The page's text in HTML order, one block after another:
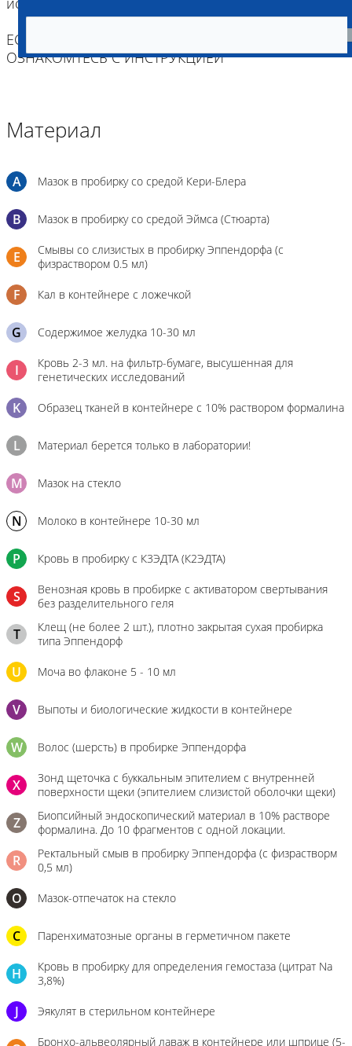
ЕСЛИ ВЫ ДОСТАВЛЯЕТЕ ТОЛЬКО МАТЕРИАЛ,
ОЗНАКОМТЕСЬ С ИНСТРУКЦИЕЙ
Материал
A Мазок в пробирку со средой Кери-Блера
B Мазок в пробирку со средой Эймса (Стюарта)
E
Смывы со слизистых в пробирку Эппендорфа (с
физраствором 0.5 мл)
F Кал в контейнере с ложечкой
G Содержимое желудка 10-30 мл
I
Кровь 2-3 мл. на фильтр-бумаге, высушенная для
генетических исследований
K Образец тканей в контейнере с 10% раствором формалина
L Материал берется только в лаборатории!
M Мазок на стекло
N Молоко в контейнере 10-30 мл
P Кровь в пробирку с К3ЭДТА (К2ЭДТА)
S
Венозная кровь в пробирке с активатором свертывания
без разделительного геля
T
Клещ (не более 2 шт.), плотно закрытая сухая пробирка
типа Эппендорф
U Моча во флаконе 5 - 10 мл
V Выпоты и биологические жидкости в контейнере
W Волос (шерсть) в пробирке Эппендорфа
X
Зонд щеточка с буккальным эпителием с внутренней
поверхности щеки (эпителием слизистой оболочки щеки)
Z
Биопсийный эндоскопический материал в 10% растворе
формалина. До 10 фрагментов с одной локации.
R
Ректальный смыв в пробирку Эппендорфа (с физрастворм
0,5 мл)
О Мазок-отпечаток на стекло
C Паренхиматозные органы в герметичном пакете
H
Кровь в пробирку для определения гемостаза (цитрат Na
3,8%)
J Эякулят в стерильном контейнере
Бронхо-альвеолярный лаваж в контейнере или шприце (5-